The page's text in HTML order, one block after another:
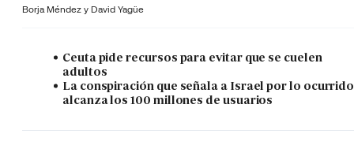
Borja Méndez y David Yagüe
Ceuta pide recursos para evitar que se cuelen
adultos
La conspiración que señala a Israel por lo ocurrido
alcanza los 100 millones de usuarios